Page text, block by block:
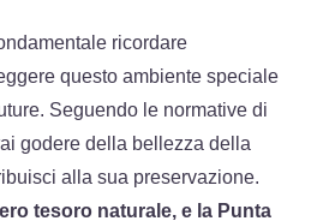
ricordare
questo ambiente speciale
Seguendo le normative di
godere della bellezza della
alla sua preservazione.
tesoro naturale, e la Punta